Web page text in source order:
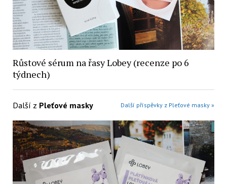
Růstové sérum na řasy Lobey (recenze po 6
týdnech)
Další z Pleťové masky Další příspěvky z Pleťové masky »